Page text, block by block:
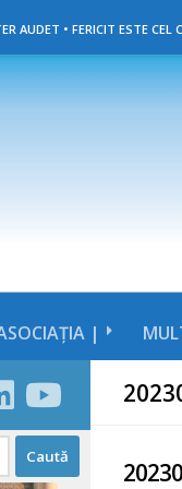
AUDET • FERICIT ESTE CEL
|